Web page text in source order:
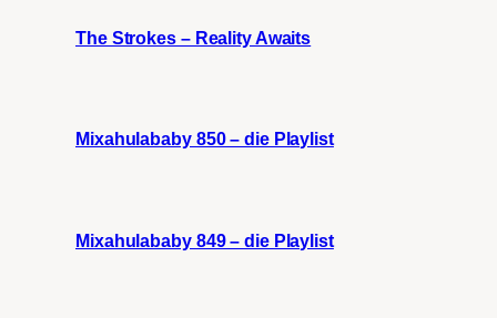
The Strokes – Reality Awaits
Mixahulababy 850 – die Playlist
Mixahulababy 849 – die Playlist